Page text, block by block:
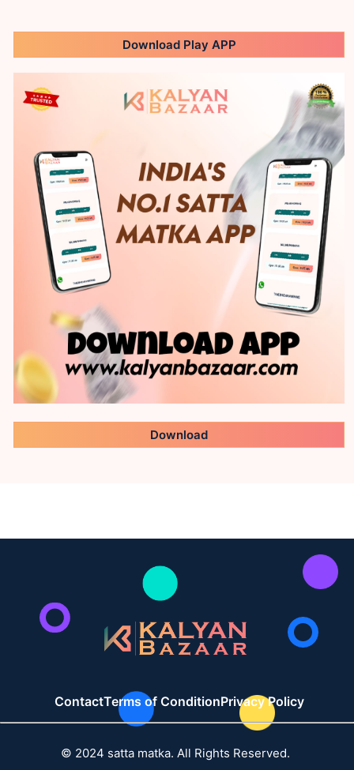
Download Play APP
Download
ContactTerms of ConditionPrivacy Policy
© 2024 satta matka. All Rights Reserved.